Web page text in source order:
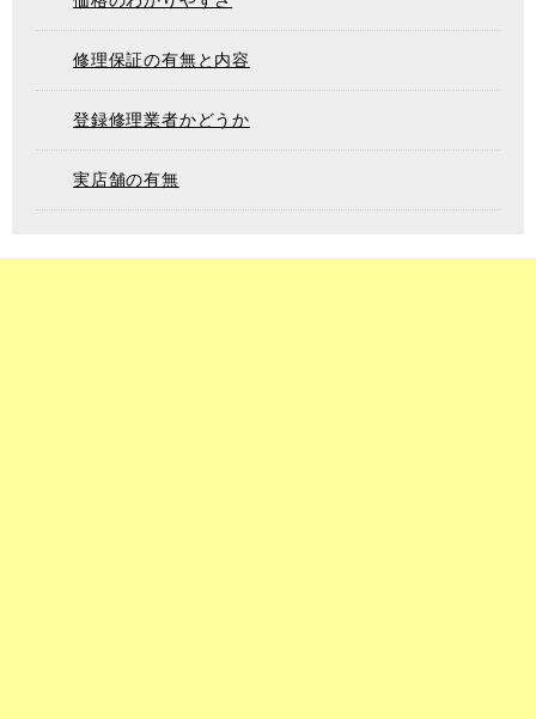
修理保証の有無と内容
登録修理業者かどうか
実店舗の有無